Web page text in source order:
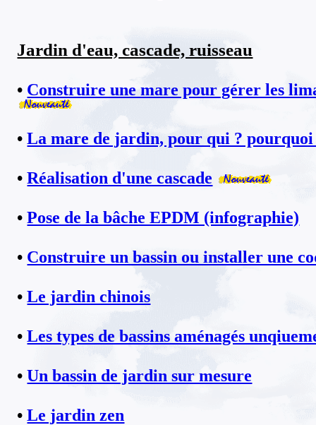
Jardin d'eau, cascade, ruisseau
• Construire une mare pour gérer les
•La mare de jardin, pour qui ? pourquoi
•Réalisation d'une cascade
•Pose de la bâche EPDM (infographie)
• Construire un bassin ou installer une
•Le jardin chinois
•Les types de bassins aménagés
•Un bassin de jardin sur mesure
•Le jardin zen